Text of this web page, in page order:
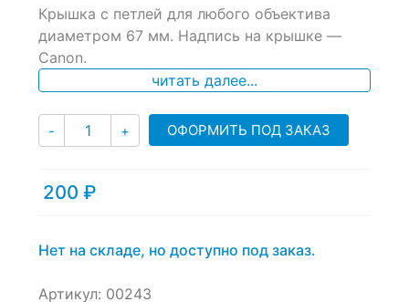
out
based
on
Крышка с петлей для любого объектива
диаметром 67 мм. Надпись на крышке —
Canon.
читать далее...
- Количество
+ ОФОРМИТЬ ПОД ЗАКАЗ
200 ₽
Нет на складе, но доступно под заказ.
Артикул: 00243